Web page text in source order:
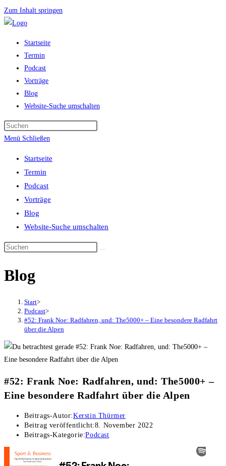
Zum Inhalt springen
Startseite
Termin
Podcast
Vorträge
Blog
Website-Suche umschalten
Menü Schließen
Startseite
Termin
Podcast
Vorträge
Blog
Website-Suche umschalten
Blog
Start>
Podcast>
#52: Frank Noe: Radfahren, und: The5000+ – Eine besondere Radfahrt
über die Alpen
#52: Frank Noe: Radfahren, und: The5000+ –
Eine besondere Radfahrt über die Alpen
Beitrags-Autor:Kerstin Thürmer
Beitrag veröffentlicht:8. November 2022
Beitrags-Kategorie:Podcast